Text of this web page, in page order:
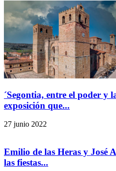
´Segontia, entre el poder y
exposición que...
27 junio 2022
Emilio de las Heras y José
las fiestas...